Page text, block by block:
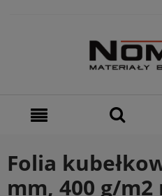
Folia
mm, 400 g/